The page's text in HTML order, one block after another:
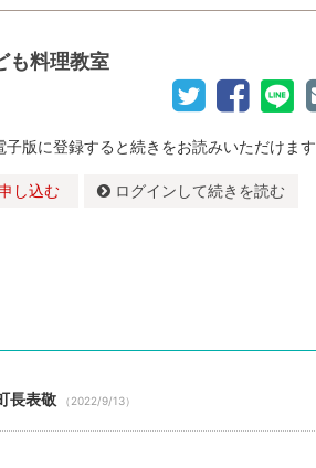
も料理教室
版に登録すると続きをお読みいただけます
し込む ログインして続きを読む
長表敬 （2022/9/13）